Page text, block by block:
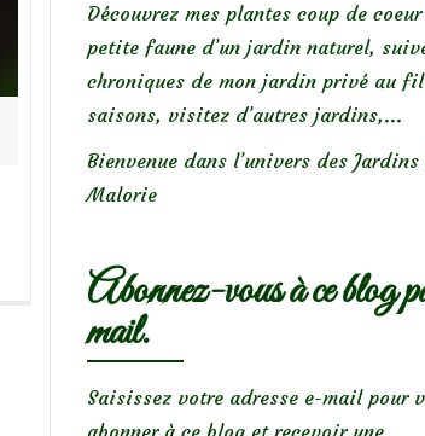
Découvrez mes plantes coup de
petite faune d’un jardin naturel,
chroniques de mon jardin privé au
saisons, visitez d’autres jardins,...
Bienvenue dans l’univers des Jardins
Malorie
Abonnez-vous à ce blog
mail.
Saisissez votre adresse e-mail pour
abonner à ce blog et recevoir une